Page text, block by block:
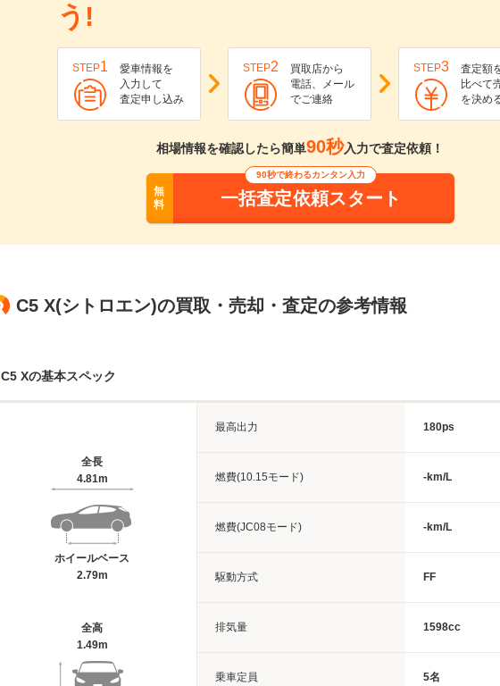
う!
STEP1
愛車情報を
入力して
査定申し込み
STEP2
買取店から
電話、メール
でご連絡
STEP3
査定額
比べて
を決め
相場情報を確認したら簡単90秒入力で査定依頼！
無
料
90秒で終わるカンタン入力
一括査定依頼スタート
C5 X(シトロエン)の買取・売却・査定の参考情報
C5 Xの基本スペック
全長
4.81m
ホイールベース
2.79m
全高
1.49m
最高出力 180ps
燃費(10.15モード) -km/L
燃費(JC08モード) -km/L
駆動方式 FF
排気量 1598cc
乗車定員 5名